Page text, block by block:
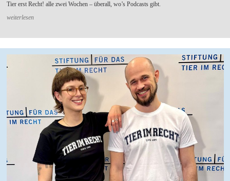
Tier erst Recht! alle zwei Wochen – überall, wo’s Podcasts gibt.
weiterlesen